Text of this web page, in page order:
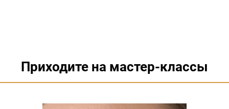
Приходите на мастер-классы